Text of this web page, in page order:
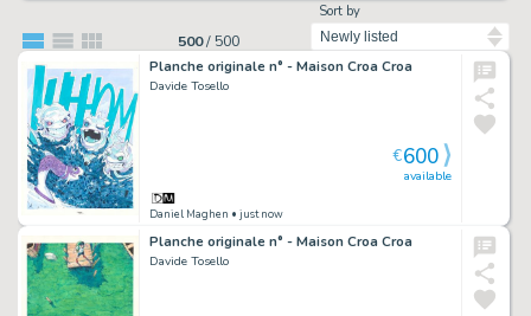
500/ 500
Sort by
Planche originale n° - Maison Croa Croa
Davide Tosello
Daniel Maghen • just now
available
€600
Planche originale n° - Maison Croa Croa
Davide Tosello